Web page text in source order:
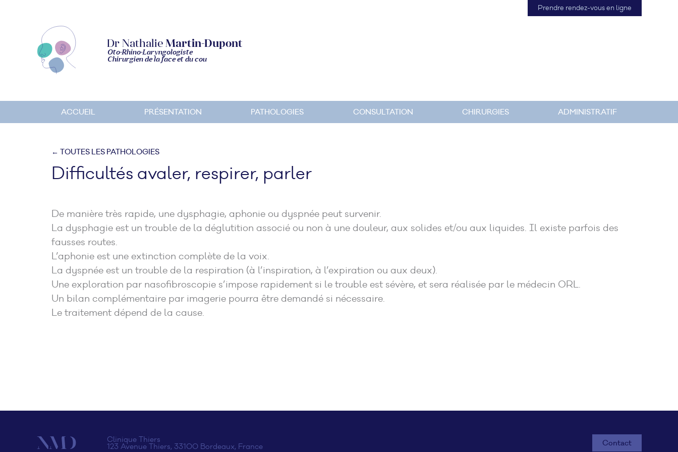
Prendre rendez-vous en ligne
Dr NathalieMartin-Dupont
Oto-Rhino-Laryngologiste
Chirurgien de la face et du cou
ACCUEIL PRÉSENTATION PATHOLOGIES CONSULTATION CHIRURGIES ADMINISTRATIF
← TOUTES LES PATHOLOGIES
Difficultés avaler, respirer, parler
De manière très rapide, une dysphagie, aphonie ou dyspnée peut survenir.
La dysphagie est un trouble de la déglutition associé ou non à une douleur, aux solides et/ou aux liquides. Il existe parfois des
fausses routes.
L’aphonie est une extinction complète de la voix.
La dyspnée est un trouble de la respiration (à l’inspiration, à l’expiration ou aux deux).
Une exploration par nasofibroscopie s’impose rapidement si le trouble est sévère, et sera réalisée par le médecin ORL.
Un bilan complémentaire par imagerie pourra être demandé si nécessaire.
Le traitement dépend de la cause.
Clinique Thiers
123 Avenue Thiers, 33100 Bordeaux, France Contact